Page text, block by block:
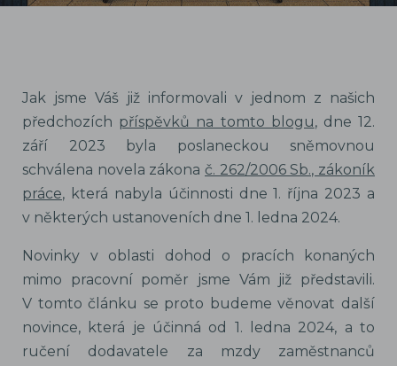
Jak jsme Váš již informovali v jednom z našich
předchozích příspěvků na tomto blogu, dne 12.
září 2023 byla poslaneckou sněmovnou
schválena novela zákona č. 262/2006 Sb., zákoník
práce, která nabyla účinnosti dne 1. října 2023 a
v některých ustanoveních dne 1. ledna 2024.
Novinky v oblasti dohod o pracích konaných
mimo pracovní poměr jsme Vám již představili.
V tomto článku se proto budeme věnovat další
novince, která je účinná od 1. ledna 2024, a to
ručení dodavatele za mzdy zaměstnanců